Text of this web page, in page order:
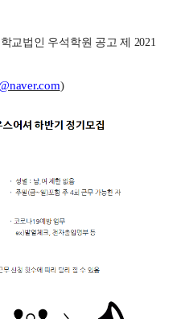
교법인 우석학원 공고 제 2021
)